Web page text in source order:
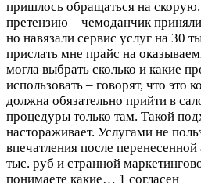
пришлось обращаться на
претензию – чемоданчик
но навязали сервис услуг на 30
прислать мне прайс на
могла выбрать сколько и какие
использовать – говорят, что это
должна обязательно прийти в
процедуры только там. Такой
настораживает. Услугами не
впечатления после
тыс. руб и странной
понимаете какие… 1 согласен